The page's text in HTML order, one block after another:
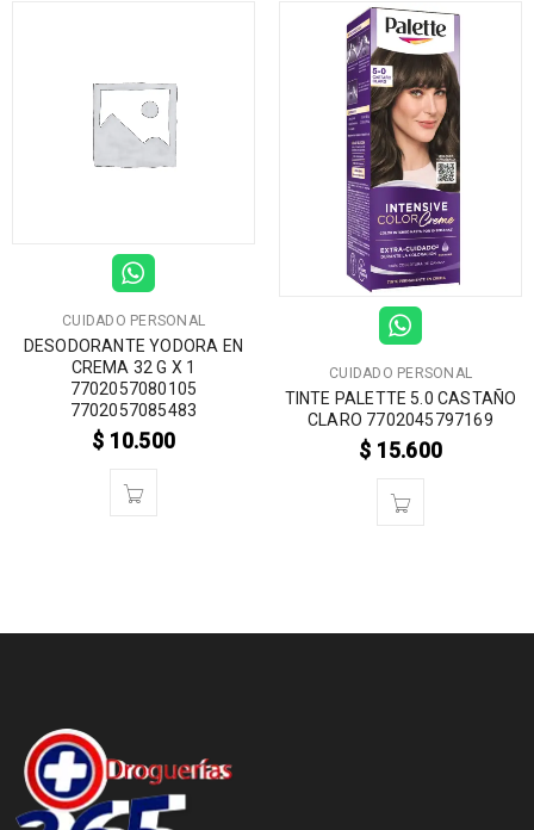
CUIDADO PERSONAL
DESODORANTE YODORA EN
CREMA 32 G X 1
7702057080105
7702057085483
$ 10.500
CUIDADO PERSONAL
TINTE PALETTE 5.0 CASTAÑO
CLARO 7702045797169
$ 15.600